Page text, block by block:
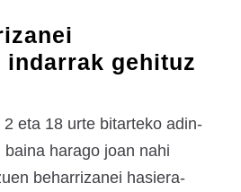
indarrak gehituz
eta 18 urte bitarteko adin-
harago joan nahi
beharrizanei hasiera-